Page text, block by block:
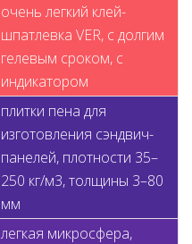
очень легкий клей-
шпатлевка VER, с долгим
гелевым сроком, с
индикатором
плитки пена для
изготовления сэндвич-
панелей, плотности 35–
250 кг/м3, толщины 3–80
мм
легкая микросфера,